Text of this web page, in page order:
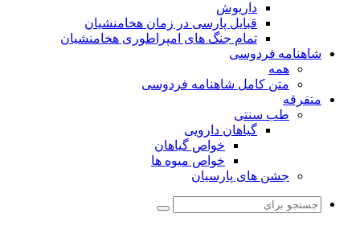
داریوش
قبایل پارسی در زمان هخامنشیان
تمام جنگ های امپراطوری هخامنشیان
شاهنامه فردوسی
همه
متن کامل شاهنامه فردوسی
متفرقه
طب سنتی
گیاهان دارویی
خواص گیاهان
خواص میوه ها
جشن های پارسیان
جستجو